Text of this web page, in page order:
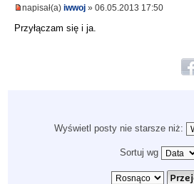
napisał(a) iwwoj » 06.05.2013 17:50
Przyłączam się i ja.
Wyświetl posty nie starsze niż:
Sortuj wg